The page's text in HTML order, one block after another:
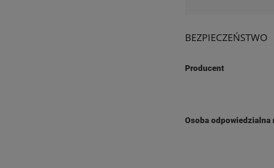
BEZPIECZEŃSTWO
Producent
Osoba odpowiedzialna